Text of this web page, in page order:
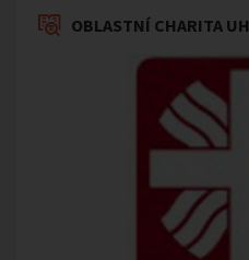
OBLASTNÍ CHARITA UH